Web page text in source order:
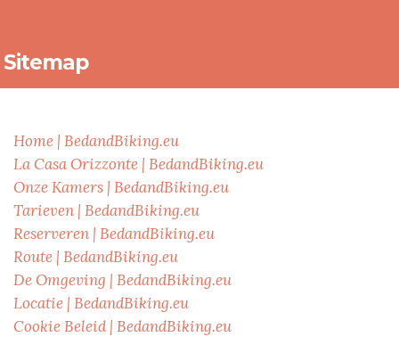
Sitemap
Home | BedandBiking.eu
La Casa Orizzonte | BedandBiking.eu
Onze Kamers | BedandBiking.eu
Tarieven | BedandBiking.eu
Reserveren | BedandBiking.eu
Route | BedandBiking.eu
De Omgeving | BedandBiking.eu
Locatie | BedandBiking.eu
Cookie Beleid | BedandBiking.eu